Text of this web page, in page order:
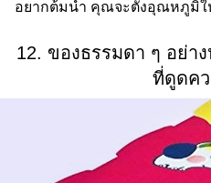
อยากต้มน้ำ คุณจะตั้งอุณหภูมิใ
12. ของธรรมดา ๆ อย่
ที่ดูดค